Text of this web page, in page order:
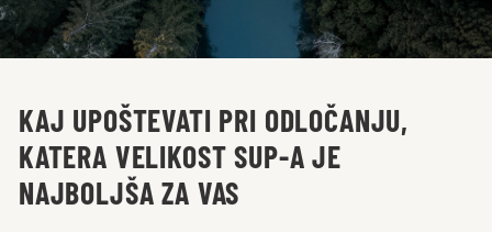
KAJ UPOŠTEVATI PRI ODLOČANJU,
KATERA VELIKOST SUP-A JE
NAJBOLJŠA ZA VAS